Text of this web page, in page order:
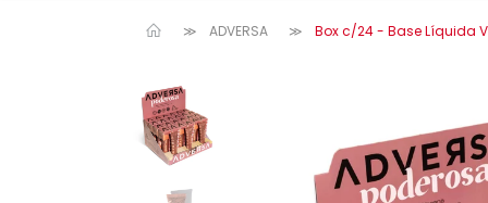
ADVERSA Box c/24 - Base Líquida